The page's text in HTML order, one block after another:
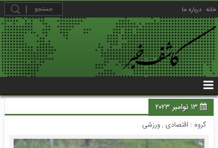
خانه درباره ما
13 نوامبر 2023
گروه : اقتصادی ,ورزشی